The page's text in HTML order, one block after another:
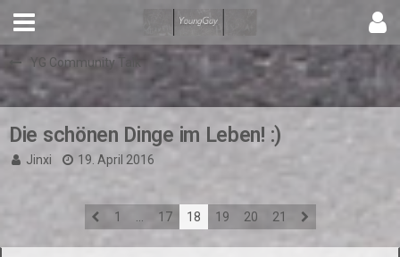
YG Community Talk
Die schönen Dinge im Leben! :)
Jinxi 19. April 2016
1 17 18 19 20 21